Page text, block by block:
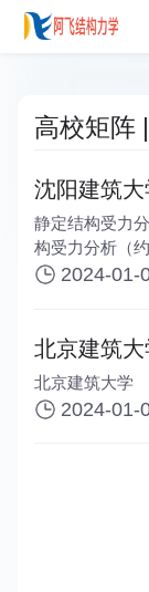
高校矩阵
沈阳建筑
考试大纲
静定结构受力
构受力分析（
阵位移法（约
2024-01-
北京建筑
考试大纲
北京建筑大学
2024-01-